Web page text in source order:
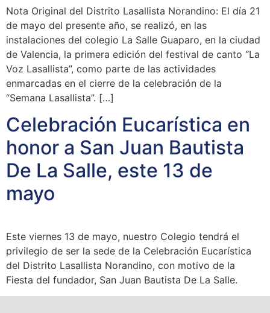
Nota Original del Distrito Lasallista Norandino: El día 21
de mayo del presente año, se realizó, en las
instalaciones del colegio La Salle Guaparo, en la ciudad
de Valencia, la primera edición del festival de canto “La
Voz Lasallista”, como parte de las actividades
enmarcadas en el cierre de la celebración de la
“Semana Lasallista”. […]
Celebración Eucarística en
honor a San Juan Bautista
De La Salle, este 13 de
mayo
Este viernes 13 de mayo, nuestro Colegio tendrá el
privilegio de ser la sede de la Celebración Eucarística
del Distrito Lasallista Norandino, con motivo de la
Fiesta del fundador, San Juan Bautista De La Salle.